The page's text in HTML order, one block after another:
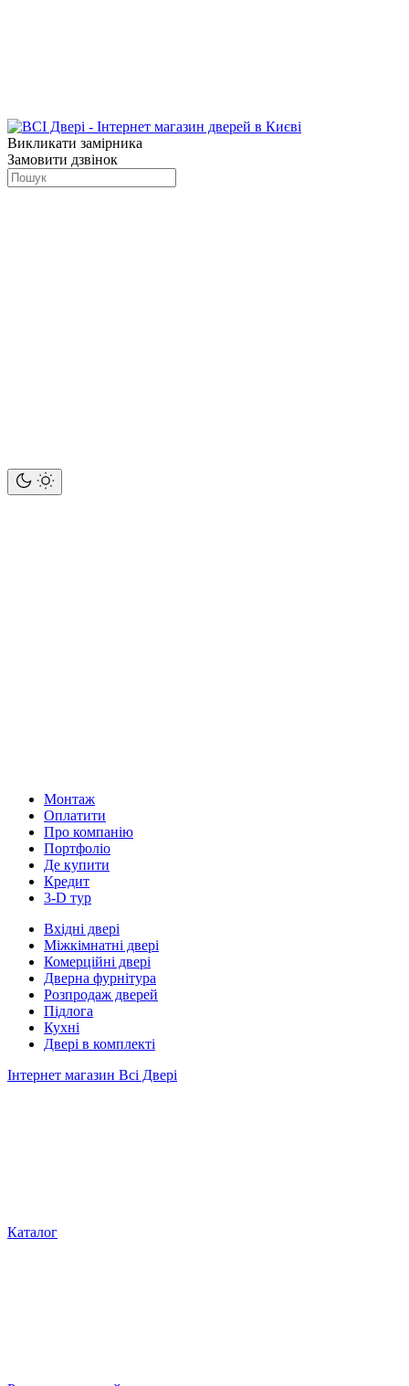
Викликати замірника
Замовити дзвінок
Монтаж
Оплатити
Про компанію
Портфоліо
Де купити
Кредит
3-D тур
Вхідні двері
Міжкімнатні двері
Комерційні двері
Дверна фурнітура
Розпродаж дверей
Підлога
Кухні
Двері в комплекті
Інтернет магазин Всі Двері
Каталог